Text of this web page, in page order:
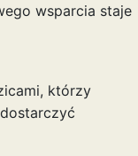
wsparcia staje
którzy